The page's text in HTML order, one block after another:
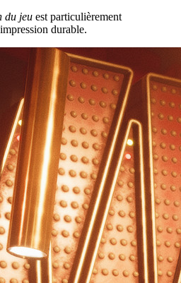
du jeu est particulièrement
durable.